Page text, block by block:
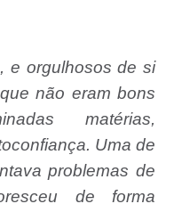
e orgulhosos de si
não eram bons
matérias,
Uma de
problemas de
de forma